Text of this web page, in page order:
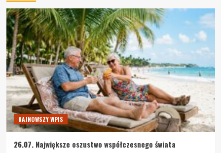
NAJNOWSZY WPIS
26.07. Największe oszustwo współczesnego świata